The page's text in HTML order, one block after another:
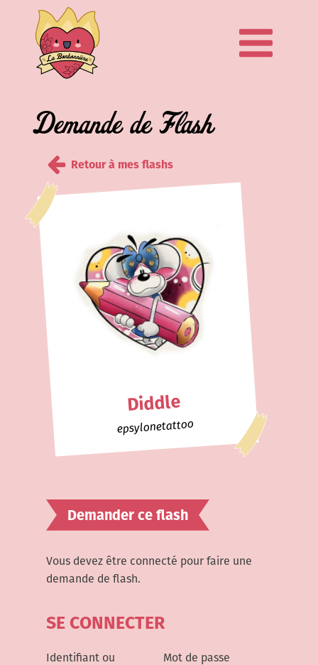
Demande de Flash
Retour à mes flashs
Diddle
epsylonetattoo
Demander ce flash
Vous devez être connecté pour faire une
demande de flash.
SE CONNECTER
Identifiant ou
Mot de passe